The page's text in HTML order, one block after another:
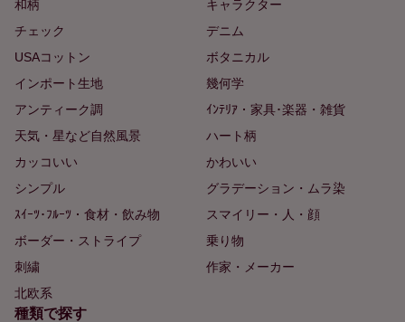
和柄
キャラクター
チェック
デニム
USAコットン
ボタニカル
インポート生地
幾何学
アンティーク調
ｲﾝﾃﾘｱ・家具･楽器・雑貨
天気・星など自然風景
ハート柄
カッコいい
かわいい
シンプル
グラデーション・ムラ染
ｽｲｰﾂ･ﾌﾙｰﾂ・食材・飲み物
スマイリー・人・顔
ボーダー・ストライプ
乗り物
刺繍
作家・メーカー
北欧系
種類で探す